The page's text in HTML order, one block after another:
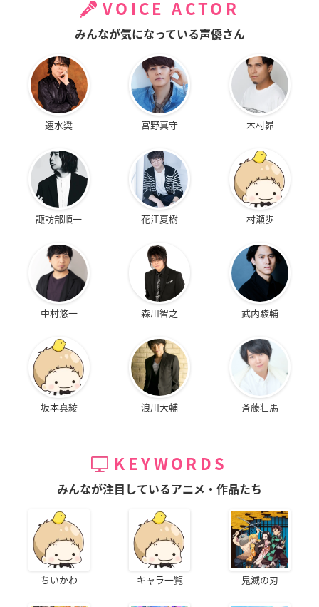
VOICE ACTOR
みんなが気になっている声優さん
速水奨 宮野真守 木村昴
諏訪部順一 花江夏樹 村瀬歩
中村悠一 森川智之 武内駿輔
坂本真綾 浪川大輔 斉藤壮馬
KEYWORDS
みんなが注目しているアニメ・作品たち
ちいかわ キャラ一覧 鬼滅の刃